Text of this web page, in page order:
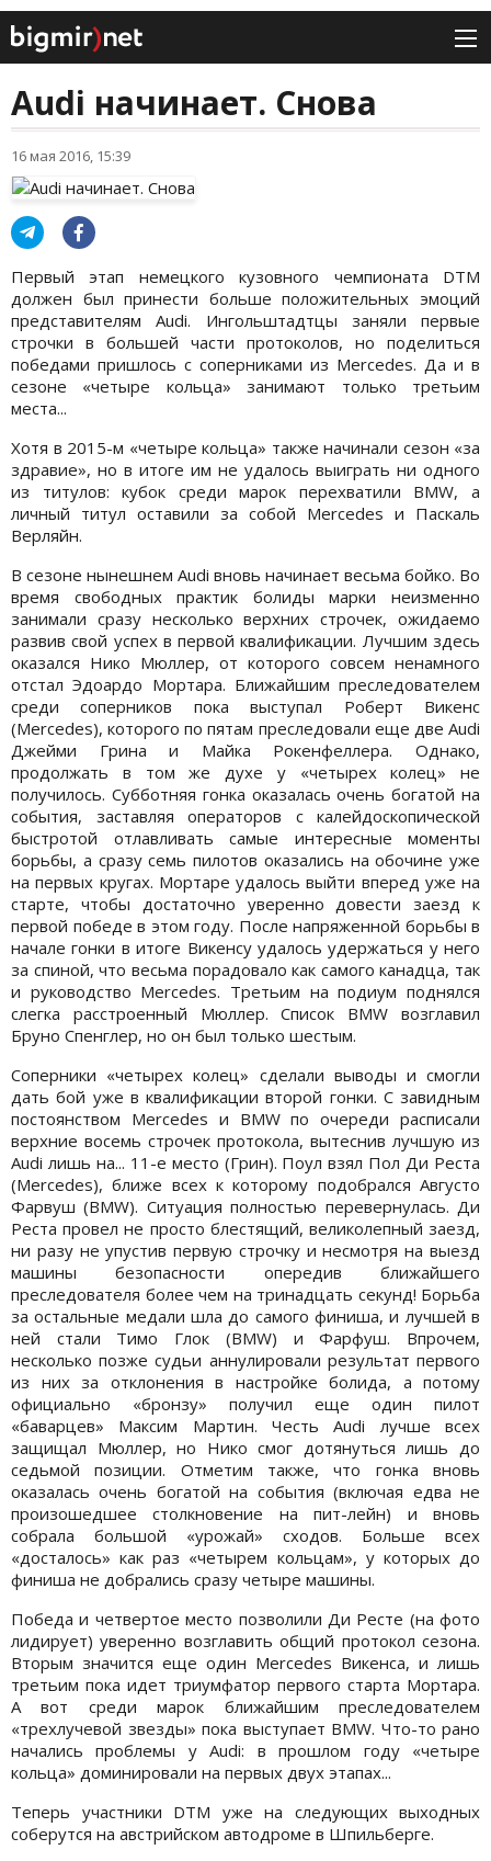
Audi начинает. Снова
16 мая 2016, 15:39
Первый этап немецкого кузовного чемпионата DTM
должен был принести больше положительных эмоций
представителям Audi. Ингольштадтцы заняли первые
строчки в большей части протоколов, но поделиться
победами пришлось с соперниками из Mercedes. Да и в
сезоне «четыре кольца» занимают только третьим
места...
Хотя в 2015-м «четыре кольца» также начинали сезон «за
здравие», но в итоге им не удалось выиграть ни одного
из титулов: кубок среди марок перехватили BMW, а
личный титул оставили за собой Mercedes и Паскаль
Верляйн.
В сезоне нынешнем Audi вновь начинает весьма бойко. Во
время свободных практик болиды марки неизменно
занимали сразу несколько верхних строчек, ожидаемо
развив свой успех в первой квалификации. Лучшим здесь
оказался Нико Мюллер, от которого совсем ненамного
отстал Эдоардо Мортара. Ближайшим преследователем
среди соперников пока выступал Роберт Викенс
(Mercedes), которого по пятам преследовали еще две Audi
Джейми Грина и Майка Рокенфеллера. Однако,
продолжать в том же духе у «четырех колец» не
получилось. Субботняя гонка оказалась очень богатой на
события, заставляя операторов с калейдоскопической
быстротой отлавливать самые интересные моменты
борьбы, а сразу семь пилотов оказались на обочине уже
на первых кругах. Мортаре удалось выйти вперед уже на
старте, чтобы достаточно уверенно довести заезд к
первой победе в этом году. После напряженной борьбы в
начале гонки в итоге Викенсу удалось удержаться у него
за спиной, что весьма порадовало как самого канадца, так
и руководство Mercedes. Третьим на подиум поднялся
слегка расстроенный Мюллер. Список BMW возглавил
Бруно Спенглер, но он был только шестым.
Соперники «четырех колец» сделали выводы и смогли
дать бой уже в квалификации второй гонки. С завидным
постоянством Mercedes и BMW по очереди расписали
верхние восемь строчек протокола, вытеснив лучшую из
Audi лишь на... 11-е место (Грин). Поул взял Пол Ди Реста
(Mercedes), ближе всех к которому подобрался Августо
Фарвуш (BMW). Ситуация полностью перевернулась. Ди
Реста провел не просто блестящий, великолепный заезд,
ни разу не упустив первую строчку и несмотря на выезд
машины безопасности опередив ближайшего
преследователя более чем на тринадцать секунд! Борьба
за остальные медали шла до самого финиша, и лучшей в
ней стали Тимо Глок (BMW) и Фарфуш. Впрочем,
несколько позже судьи аннулировали результат первого
из них за отклонения в настройке болида, а потому
официально «бронзу» получил еще один пилот
«баварцев» Максим Мартин. Честь Audi лучше всех
защищал Мюллер, но Нико смог дотянуться лишь до
седьмой позиции. Отметим также, что гонка вновь
оказалась очень богатой на события (включая едва не
произошедшее столкновение на пит-лейн) и вновь
собрала большой «урожай» сходов. Больше всех
«досталось» как раз «четырем кольцам», у которых до
финиша не добрались сразу четыре машины.
Победа и четвертое место позволили Ди Ресте (на фото
лидирует) уверенно возглавить общий протокол сезона.
Вторым значится еще один Mercedes Викенса, и лишь
третьим пока идет триумфатор первого старта Мортара.
А вот среди марок ближайшим преследователем
«трехлучевой звезды» пока выступает BMW. Что-то рано
начались проблемы у Audi: в прошлом году «четыре
кольца» доминировали на первых двух этапах...
Теперь участники DTM уже на следующих выходных
соберутся на австрийском автодроме в Шпильберге.